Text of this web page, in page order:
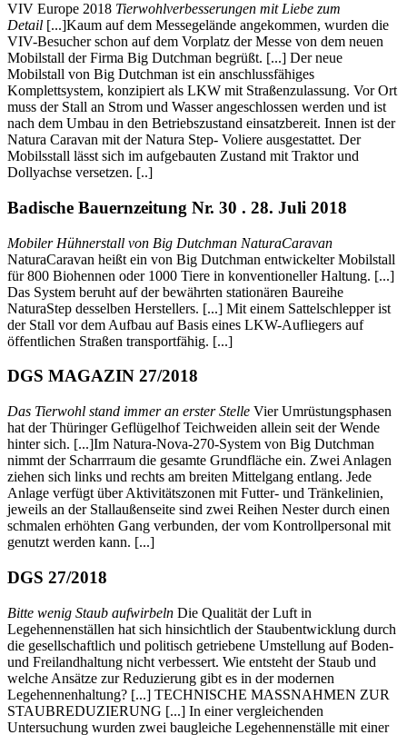
VIV Europe 2018 Tierwohlverbesserungen mit Liebe zum
Detail [...]Kaum auf dem Messegelände angekommen, wurden die
VIV-Besucher schon auf dem Vorplatz der Messe von dem neuen
Mobilstall der Firma Big Dutchman begrüßt. [...] Der neue
Mobilstall von Big Dutchman ist ein anschlussfähiges
Komplettsystem, konzipiert als LKW mit Straßenzulassung. Vor Ort
muss der Stall an Strom und Wasser angeschlossen werden und ist
nach dem Umbau in den Betriebszustand einsatzbereit. Innen ist der
Natura Caravan mit der Natura Step- Voliere ausgestattet. Der
Mobilsstall lässt sich im aufgebauten Zustand mit Traktor und
Dollyachse versetzen. [..]
Badische Bauernzeitung Nr. 30 . 28. Juli 2018
Mobiler Hühnerstall von Big Dutchman NaturaCaravan
NaturaCaravan heißt ein von Big Dutchman entwickelter Mobilstall
für 800 Biohennen oder 1000 Tiere in konventioneller Haltung. [...]
Das System beruht auf der bewährten stationären Baureihe
NaturaStep desselben Herstellers. [...] Mit einem Sattelschlepper ist
der Stall vor dem Aufbau auf Basis eines LKW-Aufliegers auf
öffentlichen Straßen transportfähig. [...]
DGS MAGAZIN 27/2018
Das Tierwohl stand immer an erster Stelle Vier Umrüstungsphasen
hat der Thüringer Geflügelhof Teichweiden allein seit der Wende
hinter sich. [...]Im Natura-Nova-270-System von Big Dutchman
nimmt der Scharrraum die gesamte Grundfläche ein. Zwei Anlagen
ziehen sich links und rechts am breiten Mittelgang entlang. Jede
Anlage verfügt über Aktivitätszonen mit Futter- und Tränkelinien,
jeweils an der Stallaußenseite sind zwei Reihen Nester durch einen
schmalen erhöhten Gang verbunden, der vom Kontrollpersonal mit
genutzt werden kann. [...]
DGS 27/2018
Bitte wenig Staub aufwirbeln Die Qualität der Luft in
Legehennenställen hat sich hinsichtlich der Staubentwicklung durch
die gesellschaftlich und politisch getriebene Umstellung auf Boden-
und Freilandhaltung nicht verbessert. Wie entsteht der Staub und
welche Ansätze zur Reduzierung gibt es in der modernen
Legehennenhaltung? [...] TECHNISCHE MASSNAHMEN ZUR
STAUBREDUZIERUNG [...] In einer vergleichenden
Untersuchung wurden zwei baugleiche Legehennenställe mit einer